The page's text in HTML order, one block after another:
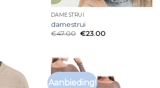
DAMESTRUI
damestrui
€47.00 €23.00
Aanbieding!